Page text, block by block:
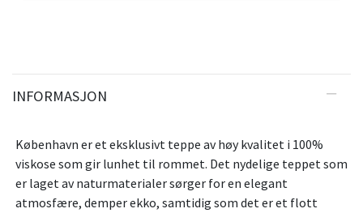
INFORMASJON
København er et eksklusivt teppe av høy kvalitet i 100%
viskose som gir lunhet til rommet. Det nydelige teppet som
er laget av naturmaterialer sørger for en elegant
atmosfære, demper ekko, samtidig som det er et flott